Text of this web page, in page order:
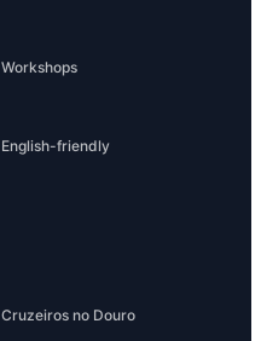
Workshops
English-friendly
Cruzeiros no Douro